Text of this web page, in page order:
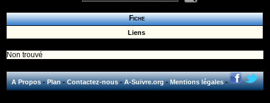
Fiche
Liens
Non trouvé
A Propos-Plan-Contactez-nous-A-Suivre.org-Mentions légales-